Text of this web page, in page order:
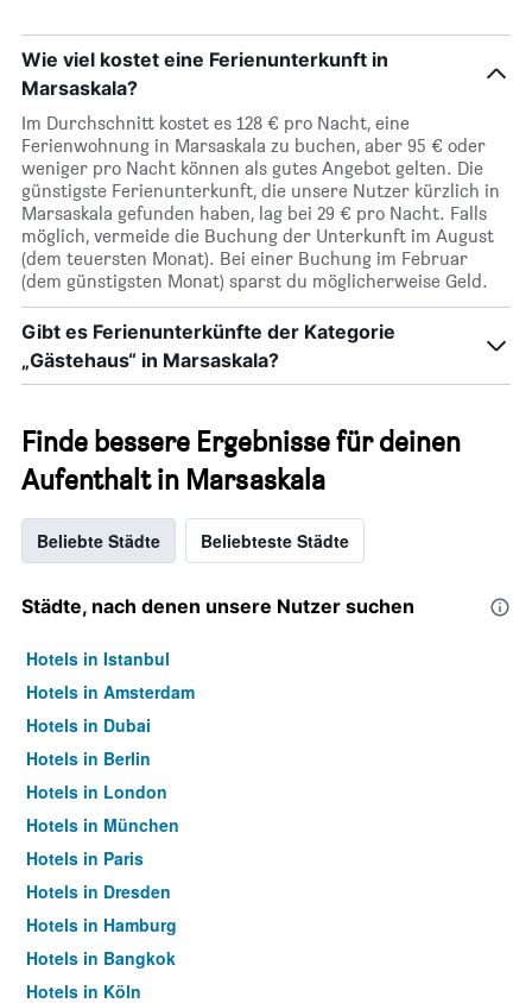
Wie viel kostet eine Ferienunterkunft in
Marsaskala?
Im Durchschnitt kostet es 128 € pro Nacht, eine
Ferienwohnung in Marsaskala zu buchen, aber 95 € oder
weniger pro Nacht können als gutes Angebot gelten. Die
günstigste Ferienunterkunft, die unsere Nutzer kürzlich in
Marsaskala gefunden haben, lag bei 29 € pro Nacht. Falls
möglich, vermeide die Buchung der Unterkunft im August
(dem teuersten Monat). Bei einer Buchung im Februar
(dem günstigsten Monat) sparst du möglicherweise Geld.
Gibt es Ferienunterkünfte der Kategorie
„Gästehaus“ in Marsaskala?
Finde bessere Ergebnisse für deinen
Aufenthalt in Marsaskala
Beliebte Städte Beliebteste Städte
Städte, nach denen unsere Nutzer suchen
Hotels in Istanbul
Hotels in Amsterdam
Hotels in Dubai
Hotels in Berlin
Hotels in London
Hotels in München
Hotels in Paris
Hotels in Dresden
Hotels in Hamburg
Hotels in Bangkok
Hotels in Köln